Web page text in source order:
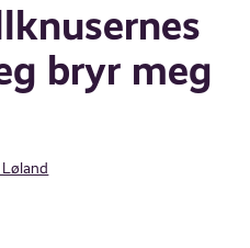
bryr meg